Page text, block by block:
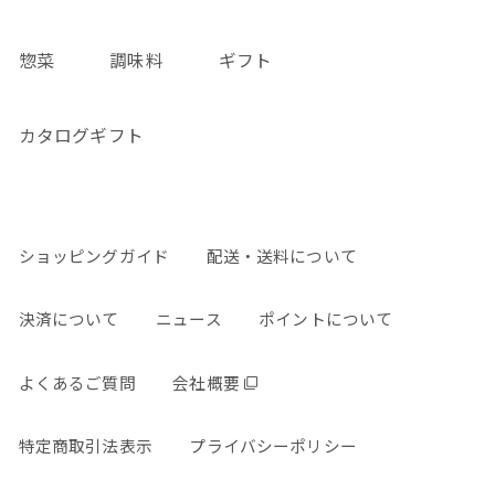
惣菜 調味料 ギフト
カタログギフト
ショッピングガイド 配送・送料について
決済について ニュース ポイントについて
よくあるご質問 会社概要
特定商取引法表示 プライバシーポリシー